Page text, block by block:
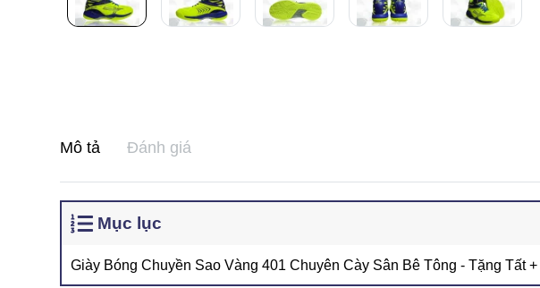
Mô tả Đánh giá
Mục lục
Giày Bóng Chuyền Sao Vàng 401 Chuyên Cày Sân Bê Tông - Tặng Tất